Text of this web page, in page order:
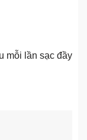
mỗi lần sạc đầy